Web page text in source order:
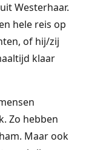
Westerhaar.
hele reis op
of hij/zij
klaar
Zo hebben
Maar ook